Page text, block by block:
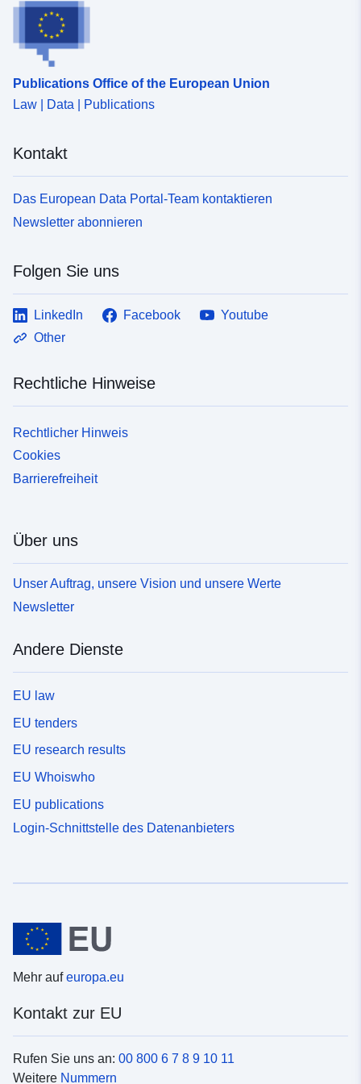
gering wie möglich zu halten und ihn durch lokale
erneuerbare Energien zu decken („100 % erneuerbare
Energien und mehr“). Die Vollendung der Energiewende
ist das erste Ende (konstituierende Rolle) des Gebiets
mit positiver Energie: Sie reagiert auf die grundlegenden
Herausforderungen des Klimawandels, der Erschöpfung
Publications Office of the European Union
Law | Data | Publications
Kontakt
Das European Data Portal-Team kontaktieren
Newsletter abonnieren
Folgen Sie uns
LinkedIn Facebook
Youtube
Other
Rechtliche Hinweise
Rechtlicher Hinweis
Cookies
Barrierefreiheit
Über uns
Unser Auftrag, unsere Vision und unsere Werte
Newsletter
Andere Dienste
EU law
EU tenders
EU research results
EU Whoiswho
EU publications
Login-Schnittstelle des Datenanbieters
Mehr aufeuropa.eu
Kontakt zur EU
Rufen Sie uns an: 00 800 6 7 8 9 10 11
Weitere Nummern